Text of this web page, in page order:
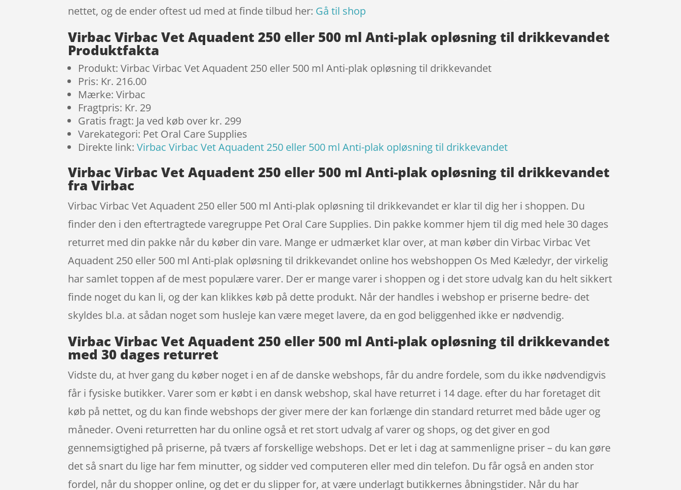
nettet, og de ender oftest ud med at finde tilbud her: Gå til shop
Virbac Virbac Vet Aquadent 250 eller 500 ml Anti-plak opløsning til drikkevandet
Produktfakta
Produkt: Virbac Virbac Vet Aquadent 250 eller 500 ml Anti-plak opløsning til drikkevandet
Pris: Kr. 216.00
Mærke: Virbac
Fragtpris: Kr. 29
Gratis fragt: Ja ved køb over kr. 299
Varekategori: Pet Oral Care Supplies
Direkte link:Virbac Virbac Vet Aquadent 250 eller 500 ml Anti-plak opløsning til drikkevandet
Virbac Virbac Vet Aquadent 250 eller 500 ml Anti-plak opløsning til drikkevandet
fra Virbac
Virbac Virbac Vet Aquadent 250 eller 500 ml Anti-plak opløsning til drikkevandet er klar til dig her i shoppen. Du
finder den i den eftertragtede varegruppe Pet Oral Care Supplies. Din pakke kommer hjem til dig med hele 30 dages
returret med din pakke når du køber din vare. Mange er udmærket klar over, at man køber din Virbac Virbac Vet
Aquadent 250 eller 500 ml Anti-plak opløsning til drikkevandet online hos webshoppen Os Med Kæledyr, der virkelig
har samlet toppen af de mest populære varer. Der er mange varer i shoppen og i det store udvalg kan du helt sikkert
finde noget du kan li, og der kan klikkes køb på dette produkt. Når der handles i webshop er priserne bedre- det
skyldes bl.a. at sådan noget som husleje kan være meget lavere, da en god beliggenhed ikke er nødvendig.
Virbac Virbac Vet Aquadent 250 eller 500 ml Anti-plak opløsning til drikkevandet
med 30 dages returret
Vidste du, at hver gang du køber noget i en af de danske webshops, får du andre fordele, som du ikke nødvendigvis
får i fysiske butikker. Varer som er købt i en dansk webshop, skal have returret i 14 dage. efter du har foretaget dit
køb på nettet, og du kan finde webshops der giver mere der kan forlænge din standard returret med både uger og
måneder. Oveni returretten har du online også et ret stort udvalg af varer og shops, og det giver en god
gennemsigtighed på priserne, på tværs af forskellige webshops. Det er let i dag at sammenligne priser – du kan gøre
det så snart du lige har fem minutter, og sidder ved computeren eller med din telefon. Du får også en anden stor
fordel, når du shopper online, og det er du slipper for, at være underlagt butikkernes åbningstider. Når du har